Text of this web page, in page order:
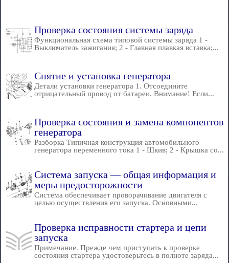
Проверка состояния системы заряда
Функциональная схема типовой системы заряда 1 -
Выключатель зажигания; 2 - Главная плавкая вставка;...
Снятие и установка генератора
Детали установки генератора 1. Отсоедините
отрицательный провод от батареи. Внимание! Если...
Проверка состояния и замена компонентов
генератора
Разборка Типичная конструкция автомобильного
генератора переменного тока 1 - Шкив; 2 - Крышка со...
Система запуска — общая информация и
меры предосторожности
Система обеспечивает проворачивание двигателя с
целью осуществления его запуска. Основными...
Проверка исправности стартера и цепи
запуска
Примечание. Прежде чем приступать к проверке
состояния стартера удостоверьтесь в полноте заряда...